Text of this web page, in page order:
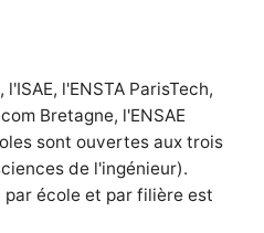
l'ENSTA ParisTech,
Bretagne, l'ENSAE
sont ouvertes aux trois
de l'ingénieur).
école et par filière est